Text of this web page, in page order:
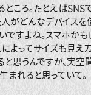
ところ。たとえばSNS
人がどんなデバイスを
ですよね。スマホかも
によってサイズも見え
と思うんですが、実
まれると思っていて。